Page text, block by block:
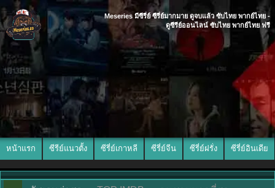
Meseries มีซีรี่ย์ ซีรี่ย์มากมาย ดูจบแล้ว ซับไทย พากย์ไทย -
ดูซีรีย์ออนไลน์ ซับไทย พากย์ไทย ฟรี
หน้าแรก ซีรีย์แนวตั้ง ซีรี่ย์เกาหลี ซีรี่ย์จีน ซีรี่ย์ฝรั่ง ซีรี่ย์อินเดีย